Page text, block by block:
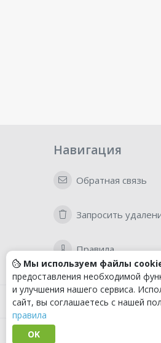
Навигация
Обратная связь
Запросить
Правила
Мы используем файлы
предоставления необходимой
и улучшения нашего сервиса.
сайт, вы соглашаетесь с нашей
правила
OK